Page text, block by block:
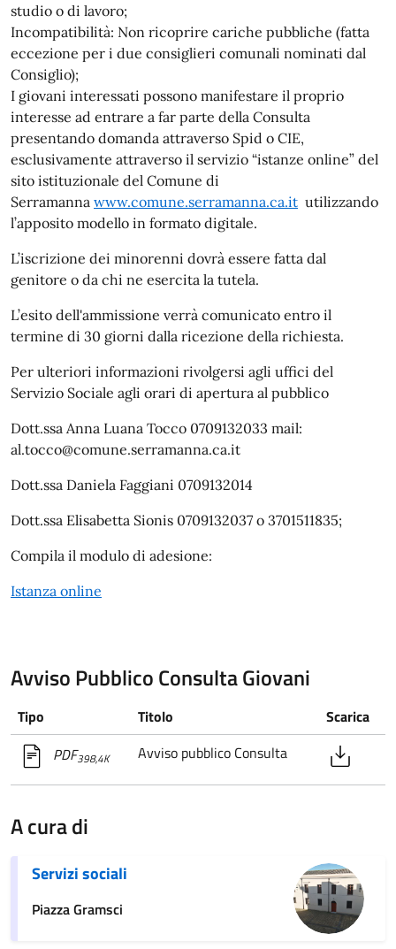
studio o di lavoro;
Incompatibilità: Non ricoprire cariche pubbliche (fatta
eccezione per i due consiglieri comunali nominati dal
Consiglio);
I giovani interessati possono manifestare il proprio
interesse ad entrare a far parte della Consulta
presentando domanda attraverso Spid o CIE,
esclusivamente attraverso il servizio “istanze online” del
sito istituzionale del Comune di
Serramanna www.comune.serramanna.ca.it utilizzando
l’apposito modello in formato digitale.
L’iscrizione dei minorenni dovrà essere fatta dal
genitore o da chi ne esercita la tutela.
L’esito dell'ammissione verrà comunicato entro il
termine di 30 giorni dalla ricezione della richiesta.
Per ulteriori informazioni rivolgersi agli uffici del
Servizio Sociale agli orari di apertura al pubblico
Dott.ssa Anna Luana Tocco 0709132033 mail:
al.tocco@comune.serramanna.ca.it
Dott.ssa Daniela Faggiani 0709132014
Dott.ssa Elisabetta Sionis 0709132037 o 3701511835;
Compila il modulo di adesione:
Istanza online
Avviso Pubblico Consulta Giovani
Tipo Titolo
Scarica
PDF398,4K Avviso pubblico Consulta
A cura di
Servizi sociali
Piazza Gramsci